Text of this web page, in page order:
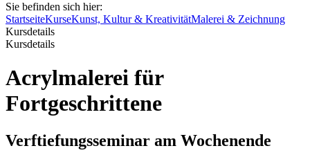
Sie befinden sich hier:
StartseiteKurseKunst, Kultur & KreativitätMalerei & Zeichnung
Kursdetails
Kursdetails
Acrylmalerei für
Fortgeschrittene
Verftiefungsseminar am Wochenende